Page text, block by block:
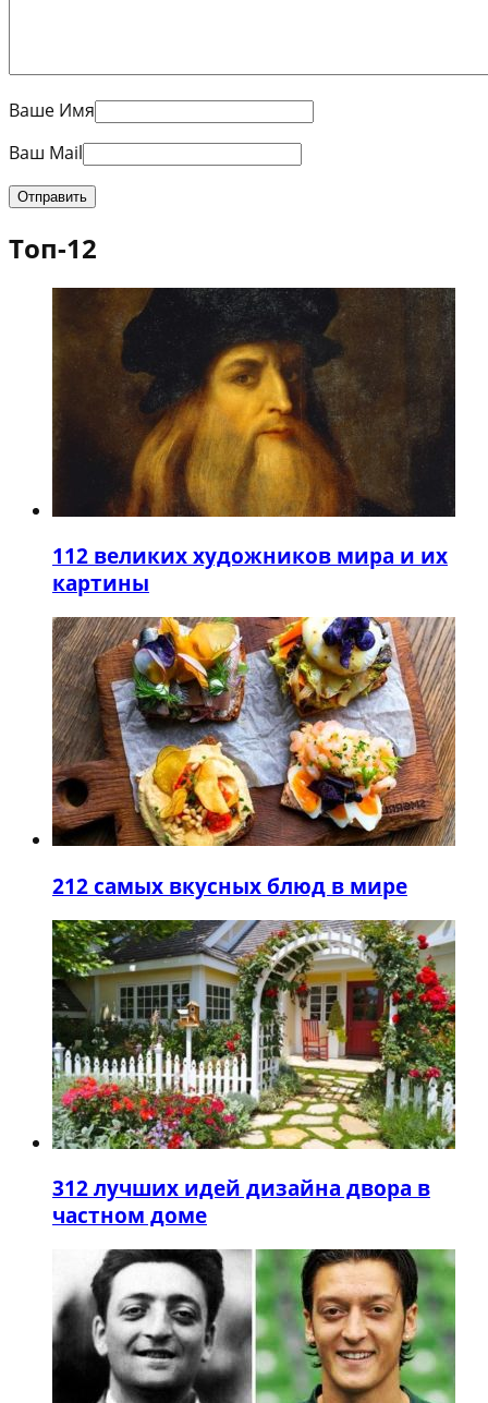
Ваше Имя
Ваш Mail
Топ-12
112 великих художников мира и их
картины
212 самых вкусных блюд в мире
312 лучших идей дизайна двора в
частном доме